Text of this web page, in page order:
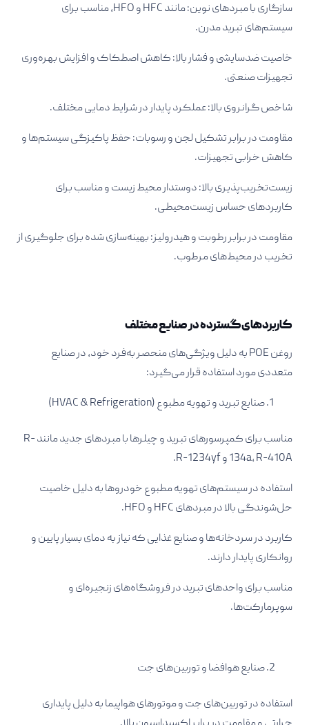
سازگاری با مبردهای نوین: مانند HFC و HFO، مناسب برای
سیستم‌های تبرید مدرن.​
خاصیت ضدسایشی و فشار بالا: کاهش اصطکاک و افزایش بهره‌وری
تجهیزات صنعتی.​
شاخص گرانروی بالا: عملکرد پایدار در شرایط دمایی مختلف.​
مقاومت در برابر تشکیل لجن و رسوبات: حفظ پاکیزگی سیستم‌ها و
کاهش خرابی تجهیزات.​
زیست‌تخریب‌پذیری بالا: دوستدار محیط زیست و مناسب برای
کاربردهای حساس زیست‌محیطی.​
مقاومت در برابر رطوبت و هیدرولیز: بهینه‌سازی شده برای جلوگیری از
تخریب در محیط‌های مرطوب.​
کاربردهای گسترده در صنایع مختلف
روغن POE به دلیل ویژگی‌های منحصر به‌فرد خود، در صنایع
متعددی مورد استفاده قرار می‌گیرد:​
صنایع تبرید و تهویه مطبوع (HVAC & Refrigeration)
مناسب برای کمپرسورهای تبرید و چیلرها با مبردهای جدید مانند R-
134a، R-410A و R-1234yf.​
استفاده در سیستم‌های تهویه مطبوع خودروها به دلیل خاصیت
حل‌شوندگی بالا در مبردهای HFC و HFO.​
کاربرد در سردخانه‌ها و صنایع غذایی که نیاز به دمای بسیار پایین و
روانکاری پایدار دارند.​
مناسب برای واحدهای تبرید در فروشگاه‌های زنجیره‌ای و
سوپرمارکت‌ها.​
صنایع هوافضا و توربین‌های جت
استفاده در توربین‌های جت و موتورهای هواپیما به دلیل پایداری